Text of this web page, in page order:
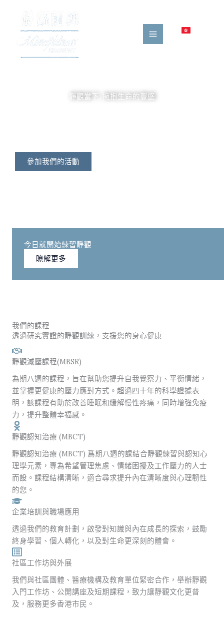
靜觀當下, 擁抱生命的豐盛
參加我們的活動
今日就開始練習靜觀
瞭解更多
我們的課程
透過研究實證的靜觀訓練，支援您的身心健康
靜觀減壓課程(MBSR)
為期八週的課程，旨在幫助您提升自我覺察力、平衡情緒，
並掌握更健康的壓力應對方式。超過四十年的科學證據表
明，該課程有助於改善睡眠和緩解慢性疼痛，同時增強免疫
力，提升整體幸福感。
靜觀認知治療 (MBCT)
靜觀認知治療 (MBCT) 爲期八週的課結合靜觀練習與認知心
理學元素，專為希望管理焦慮、情緒困擾及工作壓力的人士
而設。課程結構清晰，適合尋求提升內在清晰度與心理韌性
的您。
企業培訓與職場應用
透過我們的教育計劃，啟發對知識與內在成長的探索，鼓勵
終身學習、個人轉化，以及對生命更深刻的體會。
社區工作坊與外展
我們與社區團體、醫療機構及教育單位緊密合作，舉辦靜觀
入門工作坊、公開講座及短期課程，致力讓靜觀文化更普
及，服務更多香港市民。